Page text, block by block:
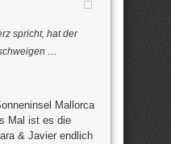
spricht, hat der
…
Mallorca
Mal ist es die
& Javier endlich